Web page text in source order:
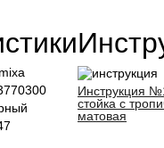
Инструкция
стойка с
матовая